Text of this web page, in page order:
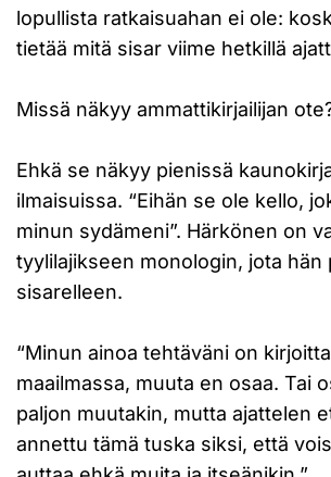
lopullista ratkaisuahan ei ole:
tietää mitä sisar viime hetkillä
Missä näkyy ammattikirjailijan
Ehkä se näkyy pienissä
ilmaisuissa. “Eihän se ole kello,
minun sydämeni”. Härkönen on
tyylilajikseen monologin, jota hän
sisarelleen.
“Minun ainoa tehtäväni on
maailmassa, muuta en osaa. Tai
paljon muutakin, mutta ajattelen
annettu tämä tuska siksi, että